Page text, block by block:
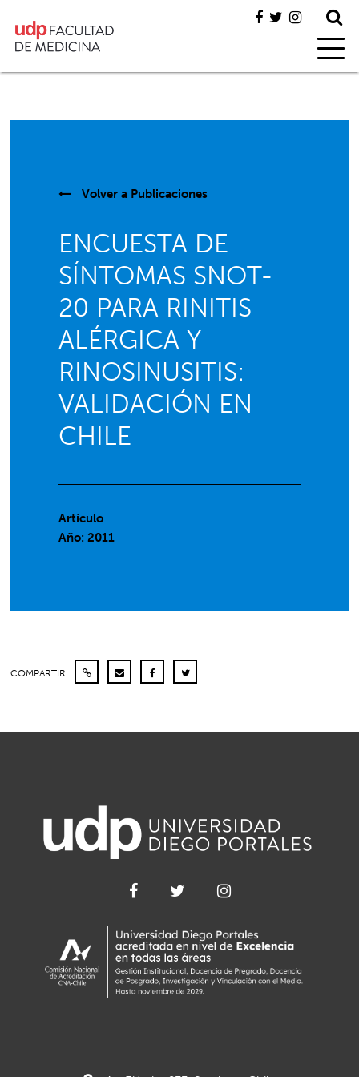
Volver a Publicaciones
ENCUESTA DE
SÍNTOMAS SNOT-
20 PARA RINITIS
ALÉRGICA Y
RINOSINUSITIS:
VALIDACIÓN EN
CHILE
Artículo
Año: 2011
COMPARTIR